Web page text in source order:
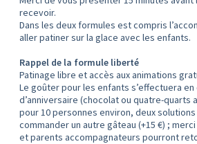
recevoir.
Dans les deux formules est compris
aller patiner sur la glace avec les enfants.
Rappel de la formule liberté
Patinage libre et accès aux animations
Le goûter pour les enfants s’effectuera
d’anniversaire (chocolat ou quatre-
pour 10 personnes environ, deux
commander un autre gâteau (+15 €) ;
et parents accompagnateurs pourront